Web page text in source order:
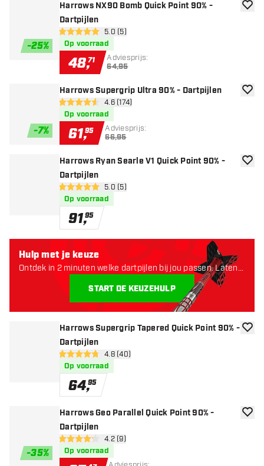
-25%
Harrows NX90 Bomb Quick Point 90% -
Dartpijlen
open reviews drawer
5 score sterren5.0 (5)
Op voorraad
48,71 Adviesprijs:
64,95
-7%
Harrows Supergrip Ultra 90% - Dartpijlen
open reviews drawer
4.6 score sterren4.6 (174)
Op voorraad
61,95 Adviesprijs:
66,95
Harrows Ryan Searle V1 Quick Point 90% -
Dartpijlen
open reviews drawer
5 score sterren5.0 (5)
Op voorraad
91,95
Harrows Supergrip Tapered Quick Point 90% -
Dartpijlen
open reviews drawer
4.8 score sterren4.8 (40)
Op voorraad
64,95
-35%
Harrows Geo Parallel Quick Point 90% -
Dartpijlen
open reviews drawer
4.2 score sterren4.2 (9)
Op voorraad
Hulp met je keuze
Ontdek in 2 minuten welke dartpijlen bij jou passen. Laten
START DE KEUZEHULP